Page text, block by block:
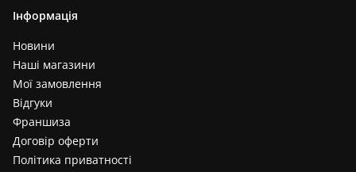
Інформація
Новини
Наші магазини
Мої замовлення
Відгуки
Франшиза
Договір оферти
Політика приватності